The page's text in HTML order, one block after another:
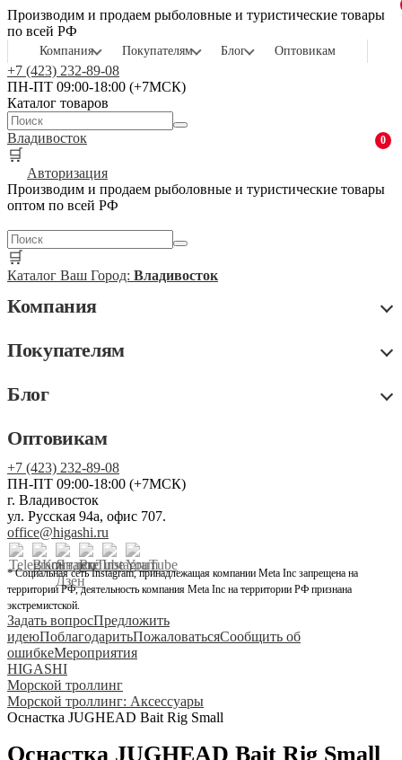
Производим и продаем рыболовные и туристические товары
по всей РФ
Компания Покупателям Блог Оптовикам
+7 (423) 232-89-08
ПН-ПТ 09:00-18:00 (+7МСК)
Каталог товаров
Владивосток
🛒
0
Авторизация
Производим и продаем рыболовные и туристические товары
оптом по всей РФ
🛒
Каталог Ваш Город: Владивосток
Компания
Покупателям
Блог
Оптовикам
+7 (423) 232-89-08
ПН-ПТ 09:00-18:00 (+7МСК)
г. Владивосток
ул. Русская 94а, офис 707.
office@higashi.ru
* Социальная сеть Instagram, принадлежащая компании Meta Inc запрещена на
территории РФ, деятельность компания Meta Inc на территории РФ признана
экстремистской.
Задать вопросПредложить
идеюПоблагодаритьПожаловатьсяСообщить об
ошибкеМероприятия
HIGASHI
Морской троллинг
Морской троллинг: Аксессуары
Оснастка JUGHEAD Bait Rig Small
Оснастка JUGHEAD Bait Rig Small